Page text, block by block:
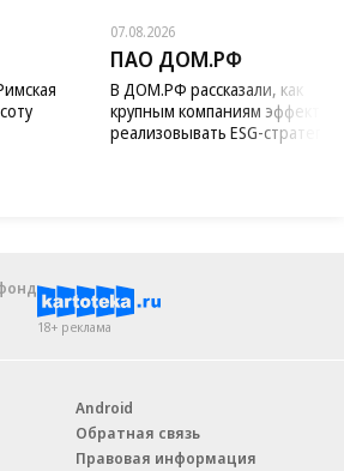
07.08.2026
ПАО ДОМ.РФ
В ДОМ.РФ рассказали, как
крупным компаниям
реализовывать ESG-стратегию
18+ реклама
Android
Обратная связь
Правовая информация